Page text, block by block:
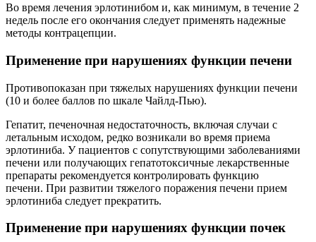
Во время лечения эрлотинибом и, как минимум, в течение 2
недель после его окончания следует применять надежные
методы контрацепции.
Применение при нарушениях функции печени
Противопоказан при тяжелых нарушениях функции печени
(10 и более баллов по шкале Чайлд-Пью).
Гепатит, печеночная недостаточность, включая случаи с
летальным исходом, редко возникали во время приема
эрлотиниба. У пациентов с сопутствующими заболеваниями
печени или получающих гепатотоксичные лекарственные
препараты рекомендуется контролировать функцию
печени. При развитии тяжелого поражения печени прием
эрлотиниба следует прекратить.
Применение при нарушениях функции почек